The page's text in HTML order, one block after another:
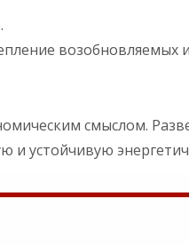
возобновляемых
смыслом.
и устойчивую